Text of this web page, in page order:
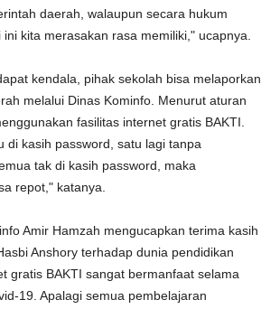
daerah, walaupun secara hukum
kita merasakan rasa memiliki," ucapnya.
kendala, pihak sekolah bisa melaporkan
melalui Dinas Kominfo. Menurut aturan
fasilitas internet gratis BAKTI.
di kasih password, satu lagi tanpa
tak di kasih password, maka
repot," katanya.
Amir Hamzah mengucapkan terima kasih
Anshory terhadap dunia pendidikan
gratis BAKTI sangat bermanfaat selama
19. Apalagi semua pembelajaran